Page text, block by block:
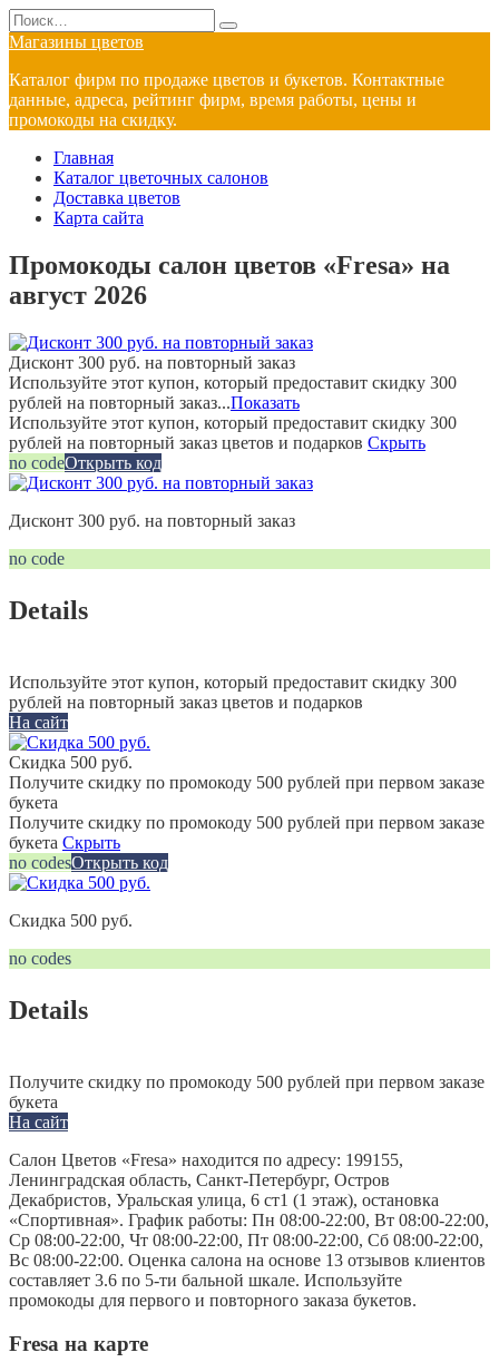
Перейти
к
содержанию
Search
for:
Магазины цветов
Каталог фирм по продаже цветов и букетов. Контактные
данные, адреса, рейтинг фирм, время работы, цены и
промокоды на скидку.
Главная
Каталог цветочных салонов
Доставка цветов
Карта сайта
Промокоды салон цветов «Fresa» на
август 2026
Дисконт 300 руб. на повторный заказ
Используйте этот купон, который предоставит скидку 300
рублей на повторный заказ...Показать
Используйте этот купон, который предоставит скидку 300
рублей на повторный заказ цветов и подарков Скрыть
no codeОткрыть код
Дисконт 300 руб. на повторный заказ
no code
Details
Используйте этот купон, который предоставит скидку 300
рублей на повторный заказ цветов и подарков
На сайт
Скидка 500 руб.
Получите скидку по промокоду 500 рублей при первом заказе
букета
Получите скидку по промокоду 500 рублей при первом заказе
букета Скрыть
no codesОткрыть код
Скидка 500 руб.
no codes
Details
Получите скидку по промокоду 500 рублей при первом заказе
букета
На сайт
Салон Цветов «Fresa» находится по адресу: 199155,
Ленинградская область, Санкт-Петербург, Остров
Декабристов, Уральская улица, 6 ст1 (1 этаж), остановка
«Спортивная». График работы: Пн 08:00-22:00, Вт 08:00-22:00,
Ср 08:00-22:00, Чт 08:00-22:00, Пт 08:00-22:00, Сб 08:00-22:00,
Вс 08:00-22:00. Оценка салона на основе 13 отзывов клиентов
составляет 3.6 по 5-ти бальной шкале. Используйте
промокоды для первого и повторного заказа букетов.
Fresa на карте